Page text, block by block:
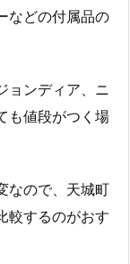
などの付属品の
ョンディア、ニ
も値段がつく場
なので、天城町
較するのがおす